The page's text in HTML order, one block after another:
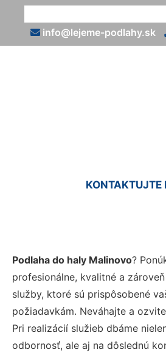
info@lejeme-podlahy.sk
KONTAKTUJTE
Podlaha do haly Malinovo?
profesionálne, kvalitné a
služby, ktoré sú prispôsobené
požiadavkám. Neváhajte a
Pri realizácií služieb dbáme
odbornosť, ale aj na dôslednú